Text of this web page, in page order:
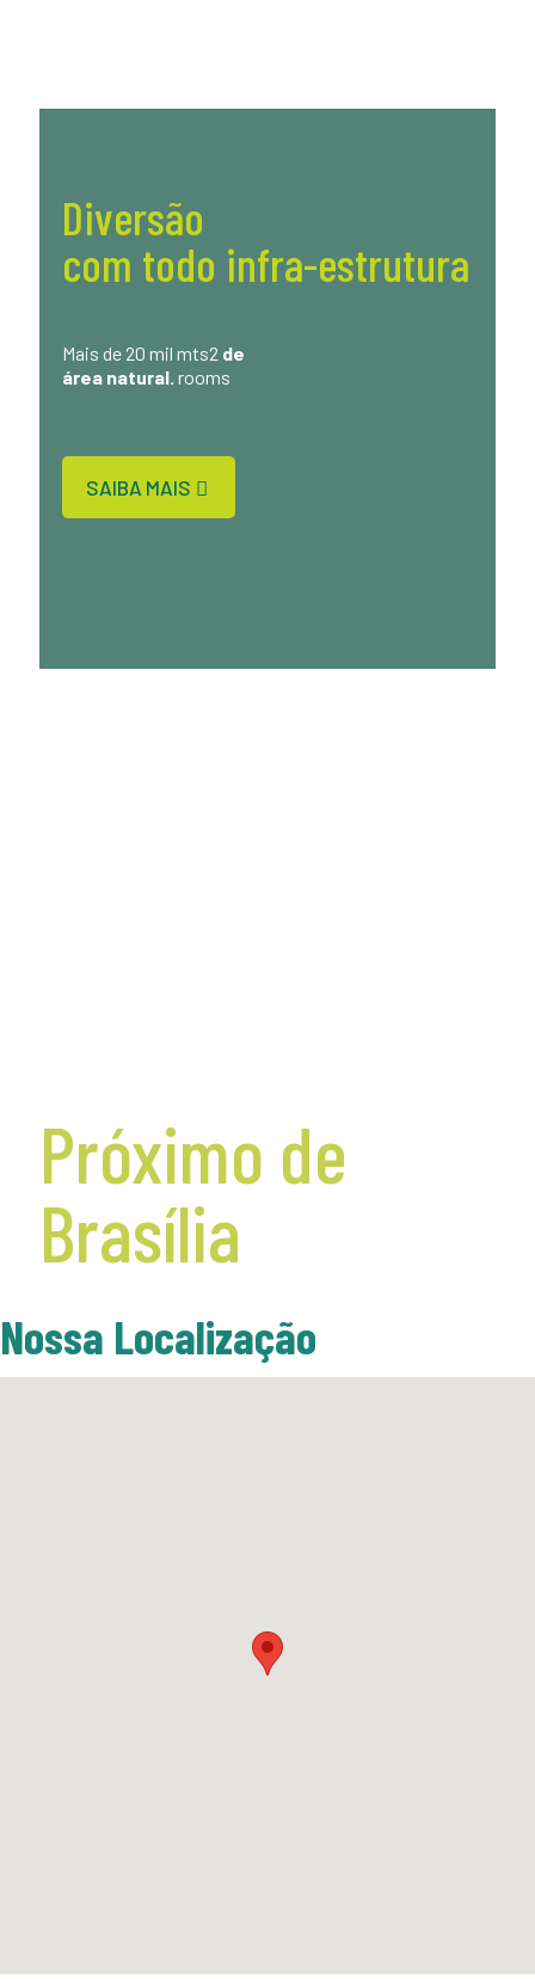
Diversão
com todo infra-estrutura
Mais de 20 mil mts2 de
área natural. rooms
SAIBA MAIS
Próximo de
Brasília
Nossa Localização